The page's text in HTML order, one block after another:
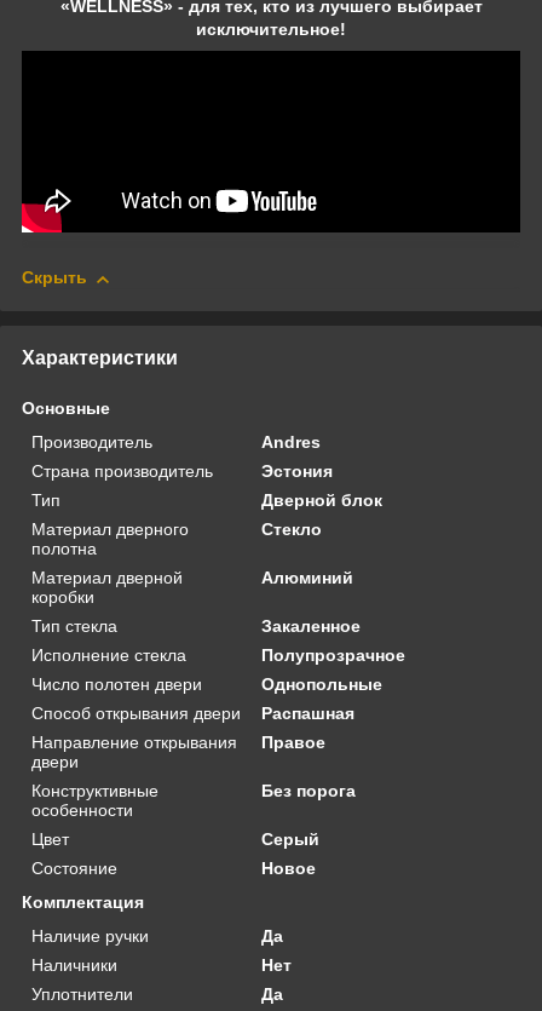
«WELLNESS» - для тех, кто из лучшего выбирает
исключительное!
Скрыть
Характеристики
Основные
Производитель
Andres
Страна производитель
Эстония
Тип
Дверной блок
Материал дверного
полотна
Стекло
Материал дверной
коробки
Алюминий
Тип стекла
Закаленное
Исполнение стекла
Полупрозрачное
Число полотен двери
Однопольные
Способ открывания двери
Распашная
Направление открывания
двери
Правое
Конструктивные
особенности
Без порога
Цвет
Серый
Состояние
Новое
Комплектация
Наличие ручки
Да
Наличники
Нет
Уплотнители
Да